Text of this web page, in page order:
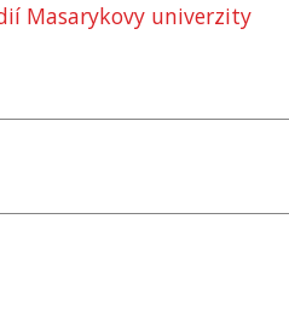
Masarykovy univerzity